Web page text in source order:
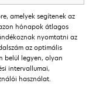
amelyek segítenek az
hónapok átlagos
nyomtatni az
az optimális
belül legyen, olyan
intervallumai,
használat.